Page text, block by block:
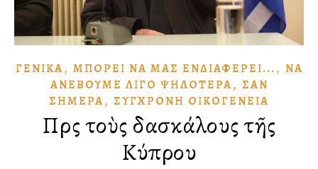
ΓΕΝΙΚΆ, ΜΠΟΡΕΙ͂ ΝᾺ ΜΑ͂Σ ἘΝΔΙΑΦΈΡΕΙ... , ΝᾺ
ἈΝΕΒΟΥ͂ΜΕ ΛΊΓΟ ΨΗΛΌΤΕΡΑ, ΣᾺΝ
ΣΉΜΕΡΑ, ΣΎΓΧΡΟΝΗ ΟἸΚΟΓΈΝΕΙΑ
Πρὸς τοὺς δασκάλους τῆς
Κύπρου